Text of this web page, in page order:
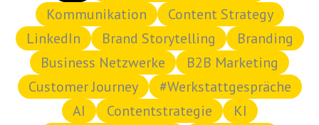
Kommunikation
Content Strategy
LinkedIn
Brand Storytelling
Branding
Business Netzwerke
B2B Marketing
Customer Journey
#Werkstattgespräche
AI
Contentstrategie
KI